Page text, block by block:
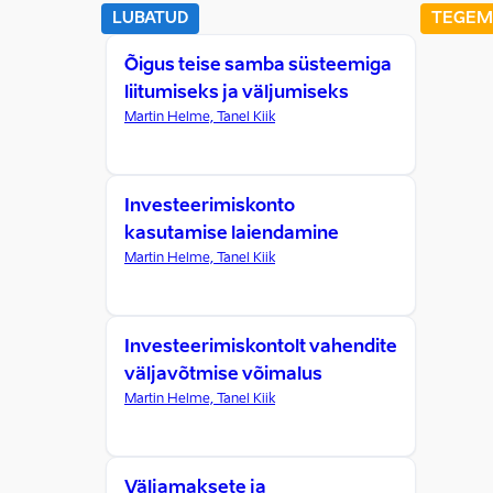
LUBATUD
Õigus teise samba süsteemiga
liitumiseks ja väljumiseks
Martin Helme, Tanel Kiik
Investeerimiskonto
kasutamise laiendamine
Martin Helme, Tanel Kiik
Investeerimiskontolt vahendite
väljavõtmise võimalus
Martin Helme, Tanel Kiik
Väljamaksete ja